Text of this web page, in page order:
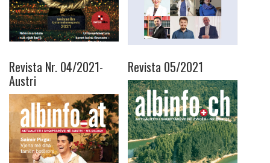
Revista Nr. 04/2021-
Austri
Revista 05/2021